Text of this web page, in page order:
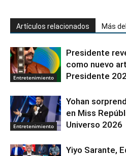
Artículos relacionados Más
Entretenimiento
Presidente
como nuevo
Presidente
Entretenimiento
Yohan
en Miss
Universo 2026
Yiyo Sarante,